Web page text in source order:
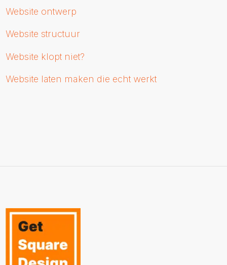
Website ontwerp
Website structuur
Website klopt niet?
Website laten maken die echt werkt